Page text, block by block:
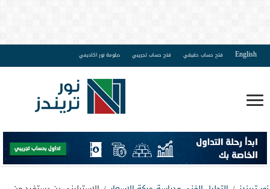
English فتح حساب حقيقي فتح حساب تجريبي دبلومة نور اكاديمي